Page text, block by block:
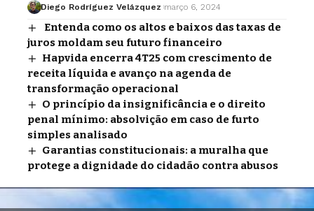
Diego Rodríguez Velázquez março 6, 2024
Entenda como os altos e baixos das taxas de
juros moldam seu futuro financeiro
Hapvida encerra 4T25 com crescimento de
receita líquida e avanço na agenda de
transformação operacional
O princípio da insignificância e o direito
penal mínimo: absolvição em caso de furto
simples analisado
Garantias constitucionais: a muralha que
protege a dignidade do cidadão contra abusos